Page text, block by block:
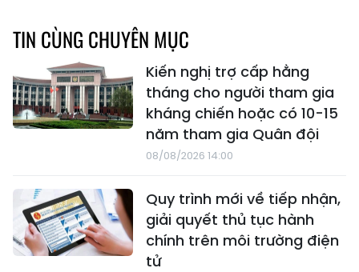
TIN CÙNG CHUYÊN MỤC
Kiến nghị trợ cấp hằng
tháng cho người tham gia
kháng chiến hoặc có 10-15
năm tham gia Quân đội
08/08/2026 14:00
Quy trình mới về tiếp nhận,
giải quyết thủ tục hành
chính trên môi trường điện
tử